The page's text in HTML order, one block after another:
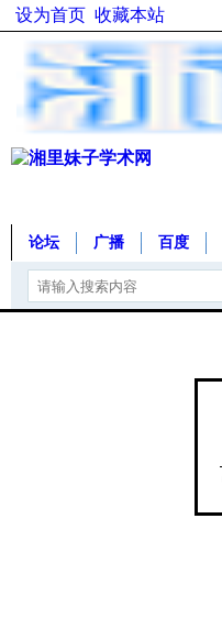
设为首页 收藏本站
论坛 广播 百度